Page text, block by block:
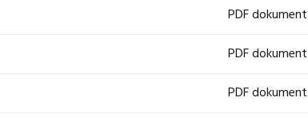
PDF dokument
PDF dokument
PDF dokument